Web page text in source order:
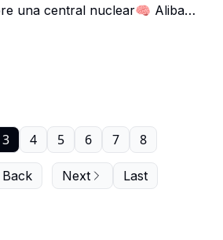
una central nuclear🧠 Alibaba
Back
3 4 5 6 7 8
Next Last